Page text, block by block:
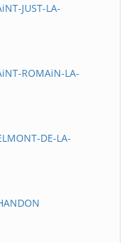
JUST-LA-
ROMAiN-LA-
DE-LA-